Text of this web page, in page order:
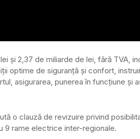
și 2,37 de miliarde de lei, fără TVA,
optime de siguranță și confort,
asigurarea, punerea în funcţiune şi
o clauză de revizuire privind
9 rame electrice inter-regionale.